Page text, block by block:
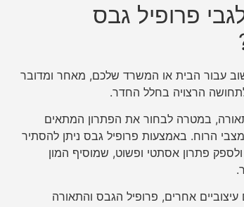
פרופיל גבס
עבור הבית או המשרד שלכם, מאחר ומדובר
הרצויה בחלל החדר.
תאורה, במטרה לבחור את הפתרון המתאים
מצבי הרוח. באמצעות פרופיל גבס ניתן להסתיר
פתרון אסתטי ופשוט, שמוסיף המון
אחרים, פרופיל הגבס והתאורה